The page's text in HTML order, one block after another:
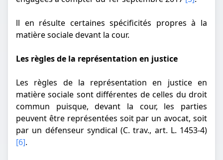
ll en résulte certaines spécificités propres à la
matière sociale devant la cour.
Les règles de la représentation en justice
Les règles de la représentation en justice en
matière sociale sont différentes de celles du droit
commun puisque, devant la cour, les parties
peuvent être représentées soit par un avocat, soit
par un défenseur syndical (C. trav., art. L. 1453-4)
[6].